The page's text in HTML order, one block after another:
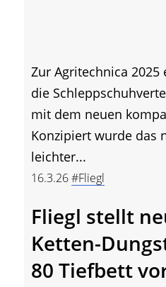
Zur Agritechnica 2025
die
mit dem neuen
Konzipiert wurde das
leichter...
16.3.26#Fliegl
Fliegl stellt
Ketten-
80 Tiefbett